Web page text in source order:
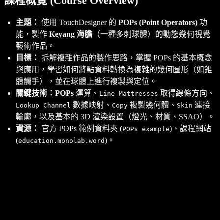
主題： 使用 TouchDesigner 的 POPs (Point Operators) 功
能，製作 Keyang 海膽 （一種多刺球體）的動態幾何視覺
藝術作品。
目標： 拆解複雜作品的製作思路，掌握 POPs 的基本概念
與應用，學習如何將點資料轉換為複雜的幾何圖形（如錐
體觸手），並在球體上進行複製與定位。
關鍵技術： POPs 運算、 Line Mattresses 取得線條方向、
Lookup Channel 數據映射、 Copy 複製幾何體、 Skin 連接
輪廓，以及基本的 3D 渲染設置（燈光、材質、SSAO）。
資源：
官方 POPs 範例資料夾 (POPs example)、課程網站
(education.monolab.word)。